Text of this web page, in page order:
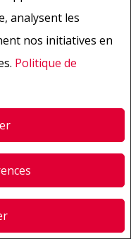
analysent les
nos initiatives en
Politique de
sur la
européenne,
topic/data-